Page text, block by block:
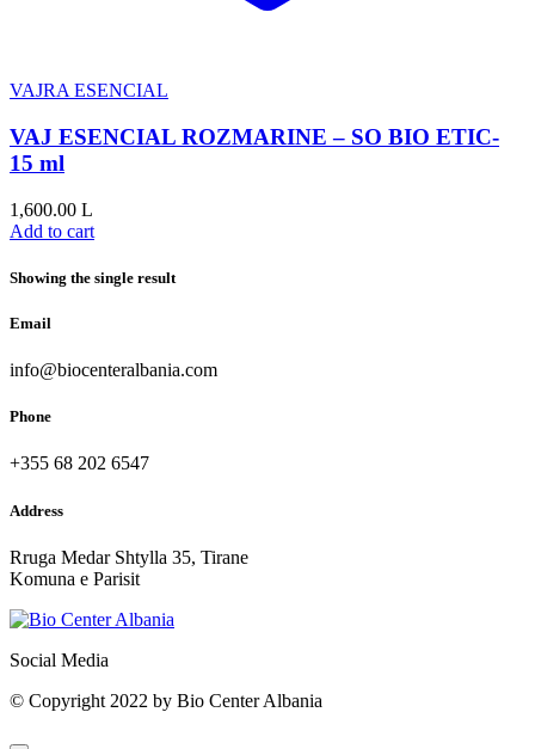
VAJRA ESENCIAL
VAJ ESENCIAL ROZMARINE – SO BIO ETIC-
15 ml
1,600.00 L
Add to cart
Showing the single result
Email
info@biocenteralbania.com
Phone
+355 68 202 6547
Address
Rruga Medar Shtylla 35, Tirane
Komuna e Parisit
Social Media
© Copyright 2022 by Bio Center Albania